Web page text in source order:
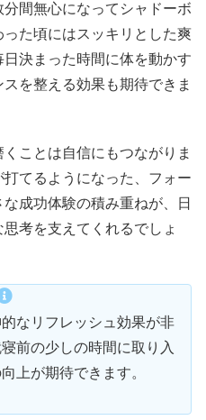
間無心になってシャドーボ
た頃にはスッキリとした爽
決まった時間に体を動かす
を整える効果も期待できま
ことは自信にもつながりま
てるようになった、フォー
成功体験の積み重ねが、日
考を支えてくれるでしょ
なリフレッシュ効果が非
前の少しの時間に取り入
上が期待できます。